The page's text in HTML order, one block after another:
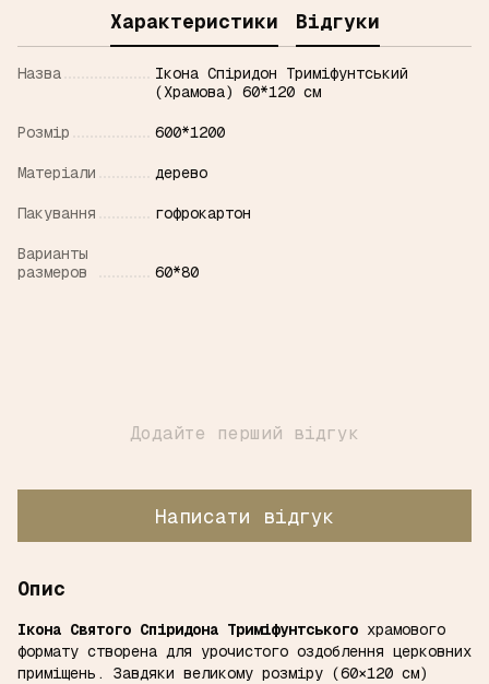
Характеристики Відгуки
Назва
Ікона Спіридон Триміфунтський
(Храмова) 60*120 см
Розмір 600*1200
Матерiали дерево
Пакування гофрокартон
Варианты
размеров
60*80
Додайте перший відгук
Написати відгук
Опис
Ікона Святого Спіридона Триміфунтського храмового
формату створена для урочистого оздоблення церковних
приміщень. Завдяки великому розміру (60×120 см)